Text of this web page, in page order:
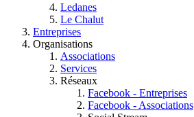
Ledanes
Le Chalut
Entreprises
Organisations
Associations
Services
Réseaux
Facebook - Entreprises
Facebook - Associations